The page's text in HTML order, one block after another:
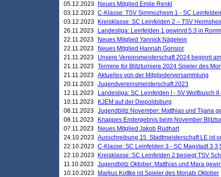
05.12.2023
Neues Mitglied Emile Renkl
03.12.2023 C-Klasse: TSV Simmozheim 1 - SC
03.12.2023
Kreisklasse: SC Leinfelden 2 – TSV
26.11.2023
Landesliga: Leinfelden 1 gewinnt 5:3 in
22.11.2023
Neues Mitglied Yannick Nägelein
22.11.2023
Neues Mitglied Hannah Gonsior
21.11.2023
Unsere Vereinsmeisterschaft 2024 beginnt
21.11.2023 Termine für Blitzturniere 2024 Spieler des
21.11.2023 Aktuelles von der Mitgliederversammlung
20.11.2023 Jugendvereinsmeisterschaft 2023
12.11.2023
Landesliga: SC Leinfelden I - SV Wolfbusch II
10.11.2023
KJEM auf der Diepoldsburg
08.11.2023 Jugendblitz November: Matthias und Tijana
08.11.2023
Knappes Endergebnis beim November
07.11.2023
Neues Mitglied Jakob Rudhart
24.10.2023 Ausschreibung 15. Stadtmeisterschaft LE ist
22.10.2023 C-Klasse: SC Leinfelden 3 - SC Magstadt 3
22.10.2023
Kreisklasse: SC Leinfelden 2 besiegt TSV
11.10.2023 Jugendblitz Oktober: Matthias und Mara
10.10.2023
Markus Kottke ist Spieler des Monats Oktober